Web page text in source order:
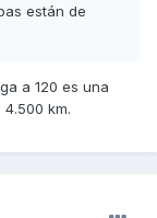
están de
a 120 es una
km.